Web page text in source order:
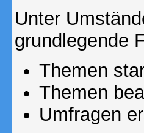
Unter
grundlegende
Themen
Themen
Umfragen